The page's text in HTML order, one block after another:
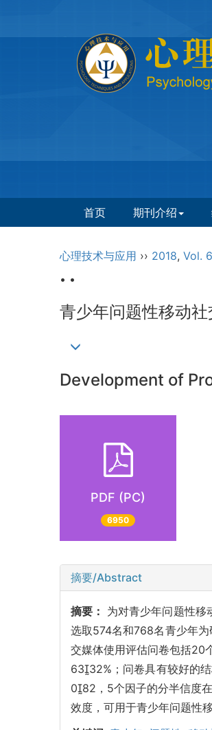
首页 期刊介绍
心理技术与应用 ›› 2018, Vol. 6
• •
青少年问题性移动
Development of
PDF (PC)
6950
摘要/Abstract
摘要： 为对青少年问题性移
选取574名和768名青少年
交媒体使用评估问卷包括20
6332%；问卷具有较好的
082，5个因子的分半信度
效度，可用于青少年问题性